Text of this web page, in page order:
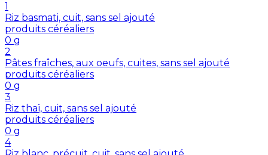
1
Riz basmati, cuit, sans sel ajouté
produits céréaliers
0 g
2
Pâtes fraîches, aux oeufs, cuites, sans sel ajouté
produits céréaliers
0 g
3
Riz thaï, cuit, sans sel ajouté
produits céréaliers
0 g
4